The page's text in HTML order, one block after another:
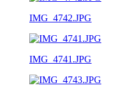
IMG_4742.JPG
IMG_4741.JPG